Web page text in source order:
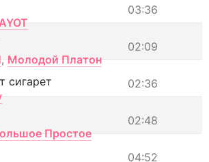
03:36
02:09
, Молодой Платон
02:36
сигарет
02:48
Простое
04:52